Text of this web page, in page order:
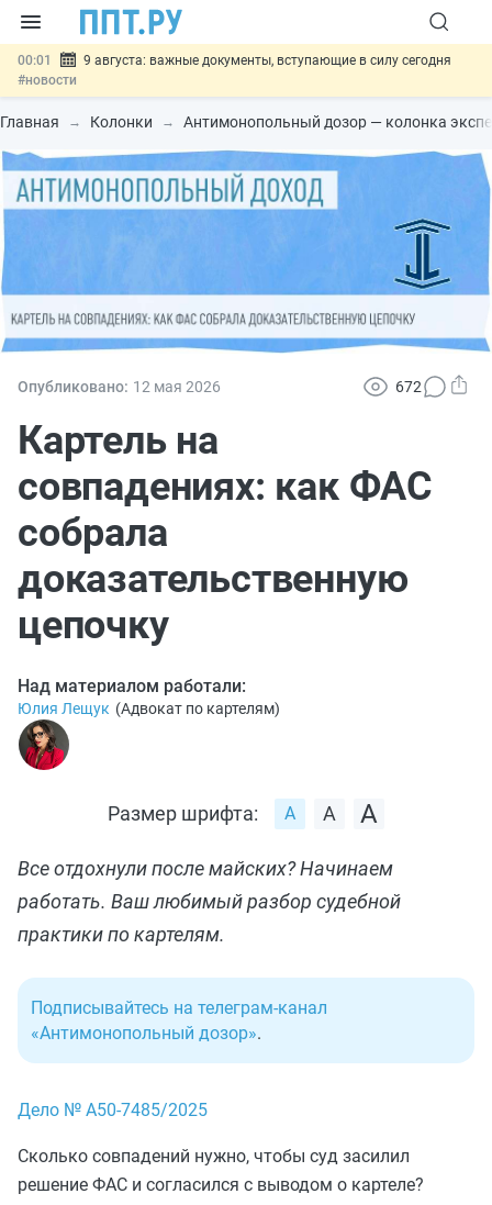
00:01
9 августа: важные документы, вступающие в силу сегодня
#новости
07.08 Подписан закон о блокировке продажи опасных товаров через
«Честный знак»#новости
07.08 Госпошлину за устранение ошибок в документах предлагают
отменить#новости
Разработают единые критерии трудовых и ГПХ-
Главная Колонки Антимонопольный дозор — колонка
Опубликовано: 12 мая 2026 672
Картель на
совпадениях: как ФАС
собрала
доказательственную
цепочку
Над материалом работали:
Юлия Лещук (Адвокат по картелям)
Размер шрифта:
Все отдохнули после майских? Начинаем
работать. Ваш любимый разбор судебной
практики по картелям.
Подписывайтесь на телеграм-канал
«Антимонопольный дозор».
Дело № А50-7485/2025
Сколько совпадений нужно, чтобы суд засилил
решение ФАС и согласился с выводом о картеле?